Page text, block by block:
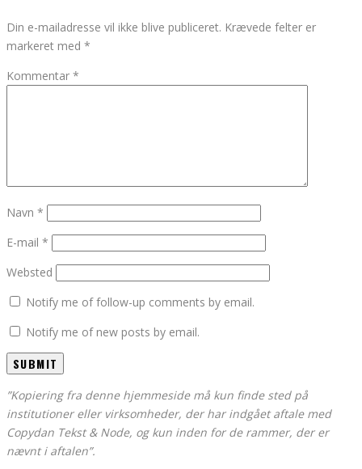
Din e-mailadresse vil ikke blive publiceret. Krævede felter er
markeret med *
Kommentar *
Navn *
E-mail *
Websted
Notify me of follow-up comments by email.
Notify me of new posts by email.
”Kopiering fra denne hjemmeside må kun finde sted på
institutioner eller virksomheder, der har indgået aftale med
Copydan Tekst & Node, og kun inden for de rammer, der er
nævnt i aftalen”.